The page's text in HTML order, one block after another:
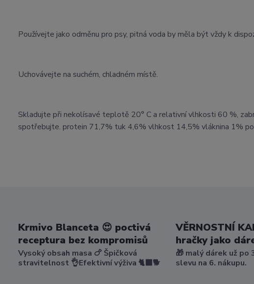
Používejte jako odměnu pro psy, pitná voda by měla být vždy k
Uchovávejte na suchém, chladném místě.
Skladujte při nekolísavé teplotě 20° C a relativní vlhkosti 60 %,
spotřebujte. protein 71,7% tuk 4,6% vlhkost 14,5% vláknina 1%
Krmivo Blanceta 😍 poctivá
receptura bez kompromisů
Vysoký obsah masa 🍗 Špičková
stravitelnost 👌Efektivní výživa 🐈‍⬛🐕
VĚRNOSTNÍ
hračky jako
🎁 malý dárek už po
slevu na 6. nákupu.